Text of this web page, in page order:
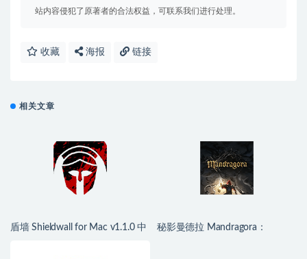
站内容侵犯了原著者的合法权益，可联系我们进行处理。
收藏 海报 链接
相关文章
盾墙 Shieldwall for Mac v1.1.0 中
秘影曼德拉 Mandragora：